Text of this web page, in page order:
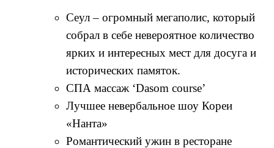
Сеул – огромный мегаполис, который
собрал в себе невероятное количество
ярких и интересных мест для досуга и
исторических памяток.
СПА массаж ‘Dasom course’
Лучшее невербальное шоу Кореи
«Нанта»
Романтический ужин в ресторане